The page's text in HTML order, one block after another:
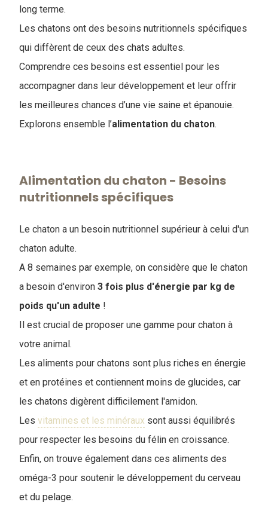
long terme.
Les chatons ont des besoins nutritionnels spécifiques
qui diffèrent de ceux des chats adultes.
Comprendre ces besoins est essentiel pour les
accompagner dans leur développement et leur offrir
les meilleures chances d’une vie saine et épanouie.
Explorons ensemble l’​alimentation du chaton.
Alimentation du chaton - Besoins
nutritionnels spécifiques
Le chaton a un besoin nutritionnel supérieur à celui d'un
chaton adulte.
A 8 semaines par exemple, on considère que le chaton
a besoin d'environ 3 fois plus d'énergie par kg de
poids qu'un adulte !
Il est crucial de proposer une gamme pour chaton à
votre animal.
Les aliments pour chatons sont plus riches en énergie
et en protéines et contiennent moins de glucides, car
les chatons digèrent difficilement l'amidon.
Les vitamines et les minéraux sont aussi équilibrés
pour respecter les besoins du félin en croissance.
Enfin, on trouve également dans ces aliments des
oméga-3 pour soutenir le développement du cerveau
et du pelage.